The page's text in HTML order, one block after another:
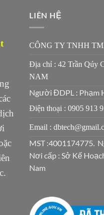
LIÊN HỆ
CÔNG TY TNHH
Địa chỉ : 42 Trần Qúy
NAM
Người ĐDPL : Phạm
Điện thoại : 0905 913
Email :
MST :4001174775.
Nơi cấp : Sở Kế
Nam